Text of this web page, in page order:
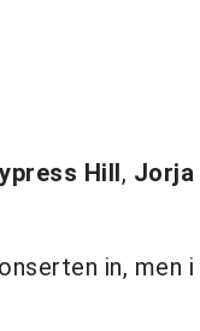
Hill, Jorja
in, men i